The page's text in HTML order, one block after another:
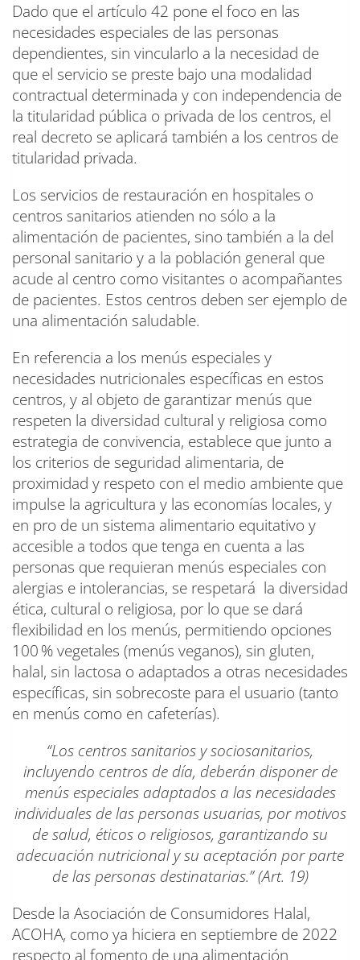
Dado que el artículo 42 pone el foco en las
necesidades especiales de las personas
dependientes, sin vincularlo a la necesidad de
que el servicio se preste bajo una modalidad
contractual determinada y con independencia de
la titularidad pública o privada de los centros, el
real decreto se aplicará también a los centros de
titularidad privada.
Los servicios de restauración en hospitales o
centros sanitarios atienden no sólo a la
alimentación de pacientes, sino también a la del
personal sanitario y a la población general que
acude al centro como visitantes o acompañantes
de pacientes. Estos centros deben ser ejemplo de
una alimentación saludable.
En referencia a los menús especiales y
necesidades nutricionales específicas en estos
centros, y al objeto de garantizar menús que
respeten la diversidad cultural y religiosa como
estrategia de convivencia, establece que junto a
los criterios de seguridad alimentaria, de
proximidad y respeto con el medio ambiente que
impulse la agricultura y las economías locales, y
en pro de un sistema alimentario equitativo y
accesible a todos que tenga en cuenta a las
personas que requieran menús especiales con
alergias e intolerancias, se respetará la diversidad
ética, cultural o religiosa, por lo que se dará
flexibilidad en los menús, permitiendo opciones
100 % vegetales (menús veganos), sin gluten,
halal, sin lactosa o adaptados a otras necesidades
específicas, sin sobrecoste para el usuario (tanto
en menús como en cafeterías).
“Los centros sanitarios y sociosanitarios,
incluyendo centros de día, deberán disponer de
menús especiales adaptados a las necesidades
individuales de las personas usuarias, por motivos
de salud, éticos o religiosos, garantizando su
adecuación nutricional y su aceptación por parte
de las personas destinatarias.” (Art. 19)
Desde la Asociación de Consumidores Halal,
ACOHA, como ya hiciera en septiembre de 2022
respecto al fomento de una alimentación